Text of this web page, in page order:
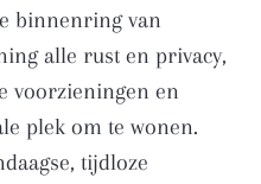
binnenring van
alle rust en privacy,
voorzieningen en
plek om te wonen.
tijdloze